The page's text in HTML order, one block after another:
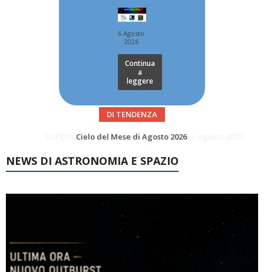
6 Agosto
2026
Continua
a
leggere
DI TENDENZA
SUPERNOVAE aggiornamenti del mese – Agosto 2026
Le Comete del mese di Agosto: LA 10P/TEMPEL AL PERIELIO
NEWS DI ASTRONOMIA E SPAZIO